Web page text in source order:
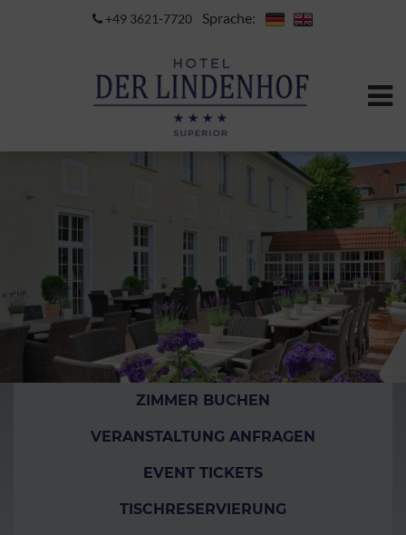
+49 3621-7720 Sprache:
ZIMMER BUCHEN
VERANSTALTUNG ANFRAGEN
EVENT TICKETS
TISCHRESERVIERUNG